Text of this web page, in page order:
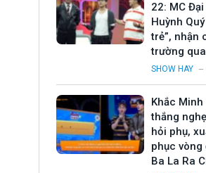
22: MC
Huỳnh
trẻ”, nhận
trường
SHOW HAY
Khắc Minh
thắng
hỏi phụ,
phục vòng
Ba La Ra